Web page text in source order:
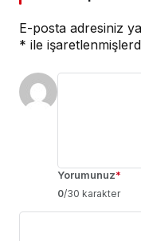
E-posta adresiniz
* ile
Yorumunuz*
0/30 karakter